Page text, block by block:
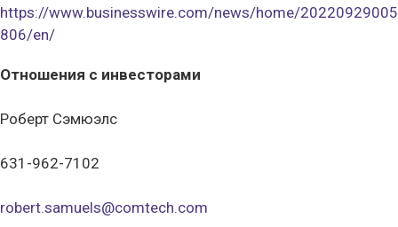
https://www.businesswire.com/news/home/20220929005
806/en/
Отношения с инвесторами
Роберт Сэмюэлс
631-962-7102
robert.samuels@comtech.com